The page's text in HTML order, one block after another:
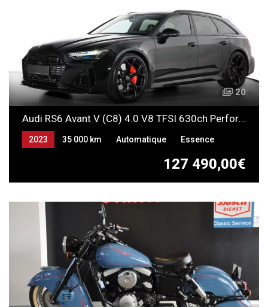
20
Audi RS6 Avant V (C8) 4.0 V8 TFSI 630ch Performance Quattro
127 490,00€
2023 35 000 km Automatique Essence